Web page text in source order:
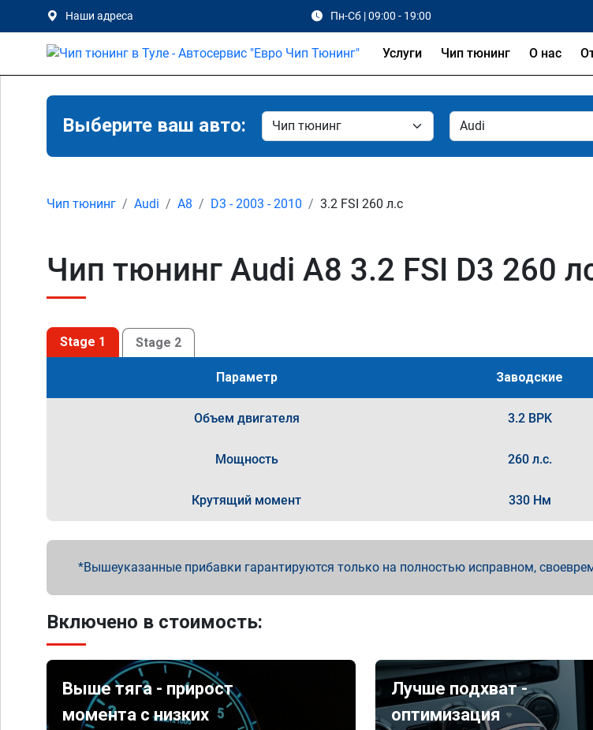
Наши адреса Пн-Сб | 09:00 - 19:00
Услуги Чип тюнинг О нас
Выберите ваш авто:
Чип тюнинг Audi A8 D3 - 2003 - 2010 3.2 FSI 260 л.с
Чип тюнинг Audi A8 3.2 FSI D3 260
Stage 1 Stage 2
Параметр Заводские
Объем двигателя 3.2 BPK
Мощность 260 л.с.
Крутящий момент 330 Нм
Вышеуказанные прибавки гарантируются только на полностью исправном,
Включено в стоимость:
Выше тяга - прирост
момента с низких
Лучше подхват -
оптимизация